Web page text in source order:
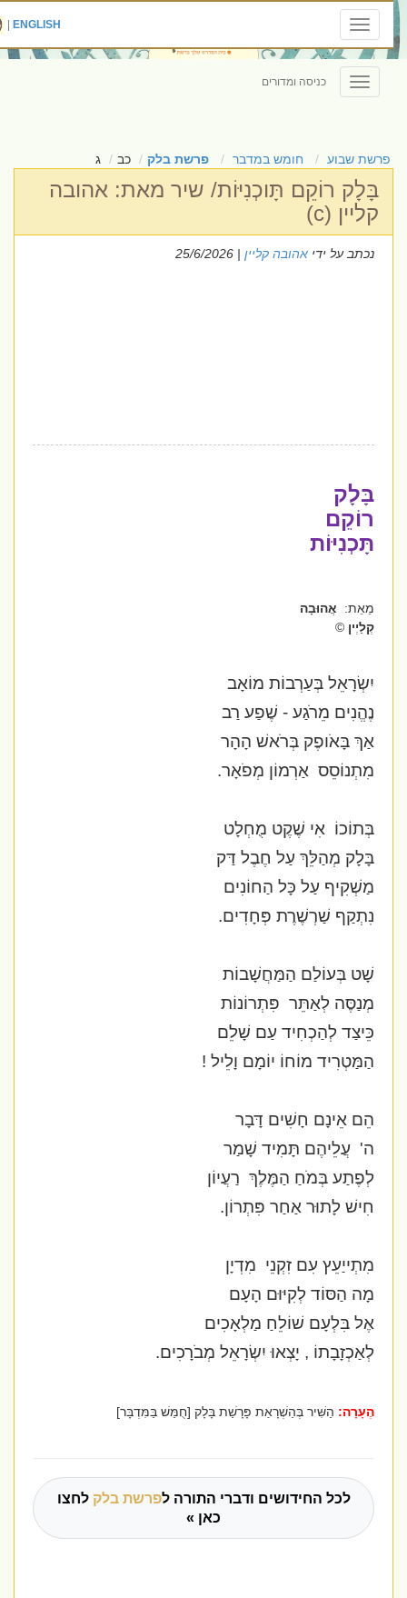
Toggle
navigation
ENGLISH
|
Toggle
navigation
כניסה ומדורים
פרשת שבוע חומש במדבר פרשת בלק כב ג
בָּלָק רוֹקֵם תָּוכְנִיּוֹת/ שיר מאת: אהובה
קליין (c)
נכתב על ידיאהובה קליין| 25/6/2026
בָּלָק
רוֹקֵם
תָּכְנִיּוֹת
מֵאֵת: אֲהוּבָה
קְלַיְין©
יִשְׂרָאֵל בְּעַרְבוֹת מוֹאָב
נֶהֱנִים מֵרֹגַע - שֶׁפַע רַב
אַךְ בָּאֹופֶק בְּרֹאשׁ הָהָר
מִתְנוֹסֵס אַרְמוֹן מְפֹאָר.
בְּתוֹכוֹ אִי שֶׁקֶט מֻחְלָט
בָּלָק מְהַלֵּךְ עַל חֶבֶל דַּק
מַשְׁקִיף עַל כָּל הַחוֹנִים
נִתְקַף שַׁרְשֶׁרֶת פְּחָדִים.
שָׁט בְּעוֹלַם הַמַּחֲשָׁבוֹת
מְנַסֶּה לְאַתֵּר פִּתְרוֹנוֹת
כֵּיצַד לְהַכְחִיד עַם שָׁלֵם
הַמַּטְרִיד מוֹחוֹ יוֹמָם וָלֵיל!
הֵם אֵינָם חָשִׁים דָּבָר
עֲלֵיהֶם תָּמִיד שָׁמַר
לְפֶתַע בְּמֹחַ הַמֶּלֶךְ רַעֲיוֹן
חִישׁ לָתוּר אַחַר פִּתְרוֹן.
מִתְייַעֵץ עִם זִקְנֵי מִדְיָן
מָה הַסּוֹד לְקִיּוּם הָעָם
אֶל בִּלְעָם שׁוֹלֵחַ מַלְאָכִים
לְאַכְזָבָתוֹ , יָצְאוּ יִשְׂרָאֵל מְבֹרָכִים.
הֶעָרָה: הַשִּׁיר בְּהַשְׁרָאַת פָּרָשַׁת בָּלָק [חֻמַּשׁ בַּמִּדְבָּר]
לכל החידושים ודברי התורה לפרשת בלקלחצו
כאן »